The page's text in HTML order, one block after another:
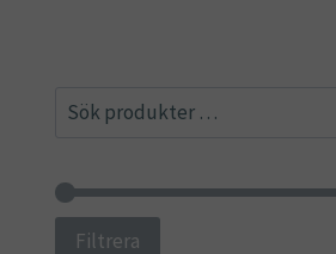
Sök
Filtrera